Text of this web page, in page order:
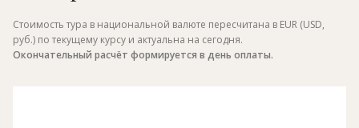
Стоимость тура в национальной валюте пересчитана в EUR (USD,
руб.) по текущему курсу и актуальна на сегодня.
Окончательный расчёт формируется в день оплаты.